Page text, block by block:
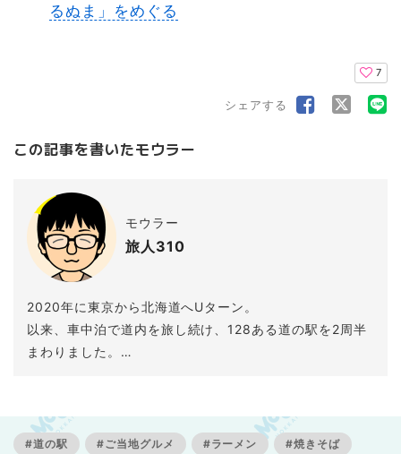
るぬま」をめぐる
7
シェアする
この記事を書いたモウラー
モウラー
旅人310
2020年に東京から北海道へUターン。
以来、車中泊で道内を旅し続け、128ある道の駅を2周半
まわりました。
そんな旅の隙間に落ちている発見を記事にしています。
食べ歩き・呑み歩きも性に合っていて、地元の人しか知
#道の駅 #ご当地グルメ #ラーメン #焼きそば